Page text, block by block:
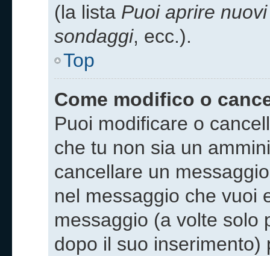
(la lista Puoi aprire
sondaggi, ecc.).
Top
Come modifico o
Puoi modificare o
che tu non sia un
cancellare un
nel messaggio che vuoi
messaggio (a volte solo
dopo il suo